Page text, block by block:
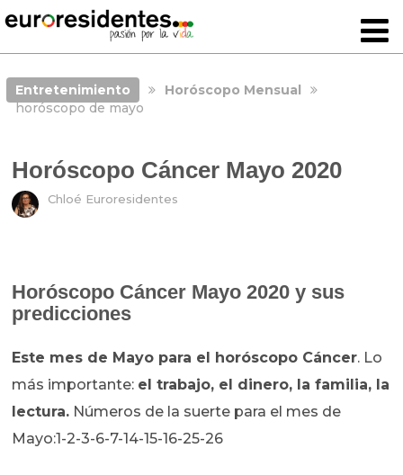
Entretenimiento
Horóscopo Mensual
horóscopo de mayo
Horóscopo Cáncer Mayo 2020
Chloé Euroresidentes
Horóscopo Cáncer Mayo 2020 y sus
predicciones
Este mes de Mayo para el horóscopo Cáncer. Lo
más importante: el trabajo, el dinero, la familia, la
lectura. Números de la suerte para el mes de
Mayo:1-2-3-6-7-14-15-16-25-26